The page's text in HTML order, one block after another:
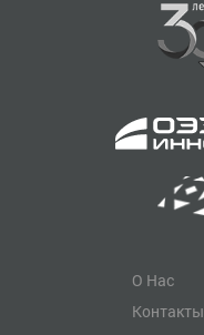
О Нас
Контакты